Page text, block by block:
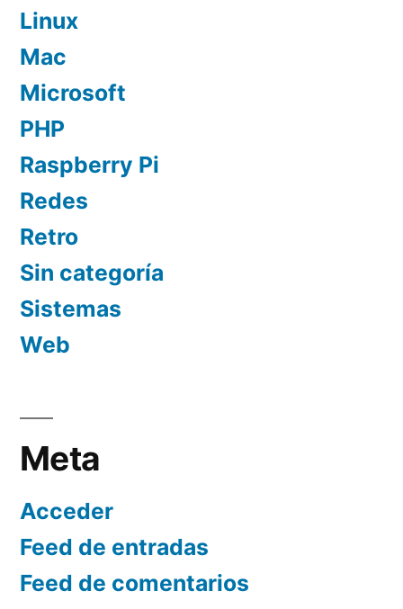
Linux
Mac
Microsoft
PHP
Raspberry Pi
Redes
Retro
Sin categoría
Sistemas
Web
Meta
Acceder
Feed de entradas
Feed de comentarios